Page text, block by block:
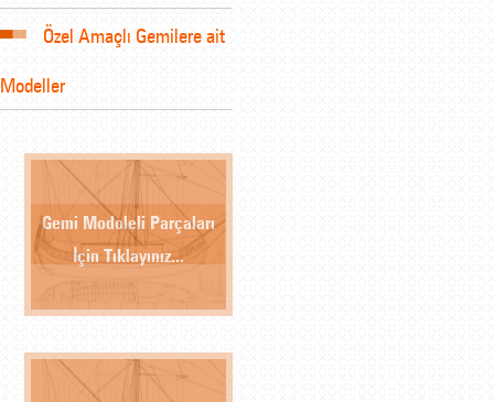
Özel Amaçlı Gemilere ait
Modeller
Gemi Modoleli Parçaları
İçin Tıklayınız...